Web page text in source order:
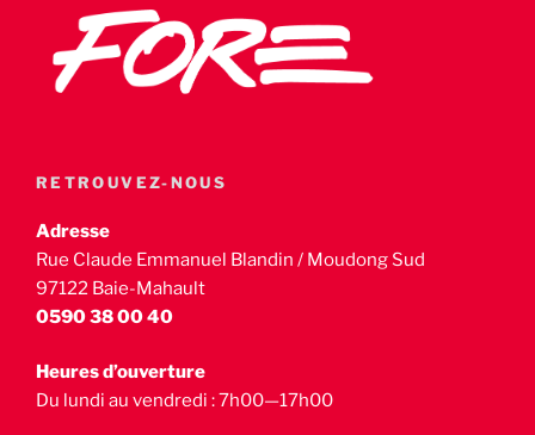
RETROUVEZ-NOUS
Adresse
Rue Claude Emmanuel Blandin / Moudong Sud
97122 Baie-Mahault
0590 38 00 40
Heures d’ouverture
Du lundi au vendredi : 7h00—17h00